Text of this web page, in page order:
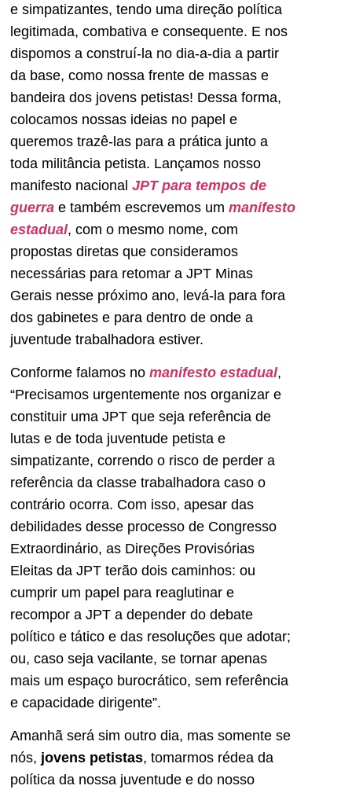
e simpatizantes, tendo uma direção política
legitimada, combativa e consequente. E nos
dispomos a construí-la no dia-a-dia a partir
da base, como nossa frente de massas e
bandeira dos jovens petistas! Dessa forma,
colocamos nossas ideias no papel e
queremos trazê-las para a prática junto a
toda militância petista. Lançamos nosso
manifesto nacional JPT para tempos de
guerra e também escrevemos um manifesto
estadual, com o mesmo nome, com
propostas diretas que consideramos
necessárias para retomar a JPT Minas
Gerais nesse próximo ano, levá-la para fora
dos gabinetes e para dentro de onde a
juventude trabalhadora estiver.
Conforme falamos no manifesto estadual,
“Precisamos urgentemente nos organizar e
constituir uma JPT que seja referência de
lutas e de toda juventude petista e
simpatizante, correndo o risco de perder a
referência da classe trabalhadora caso o
contrário ocorra. Com isso, apesar das
debilidades desse processo de Congresso
Extraordinário, as Direções Provisórias
Eleitas da JPT terão dois caminhos: ou
cumprir um papel para reaglutinar e
recompor a JPT a depender do debate
político e tático e das resoluções que adotar;
ou, caso seja vacilante, se tornar apenas
mais um espaço burocrático, sem referência
e capacidade dirigente”.
Amanhã será sim outro dia, mas somente se
nós, jovens petistas, tomarmos rédea da
política da nossa juventude e do nosso